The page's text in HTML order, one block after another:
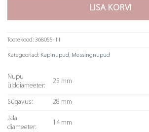
LISA KORVI
Tootekood: 368055-11
Kategooriad: Kapinupud, Messingnupud
Nupu
ülddiameeter:
25 mm
Sügavus: 28 mm
Jala
diameeter:
14 mm